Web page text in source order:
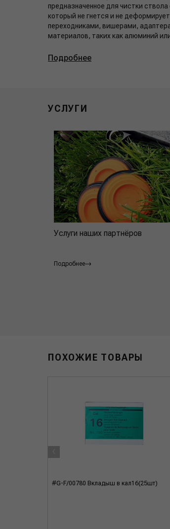
предназначенное для чистки
который не гнется и не
переходниками, вишерами,
материалов, таких как алюминий
Подробнее
УСЛУГИ
Услуги наших партнёров
Подробнее
ПОХОЖИЕ ТОВАРЫ
#G-F/00780 Вкладыш в кал16(25шт)
‹